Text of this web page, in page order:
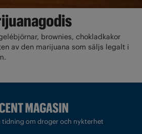
brownies, chokladkakor
av den marijuana som säljs legalt i
tidning om droger och nykterhet